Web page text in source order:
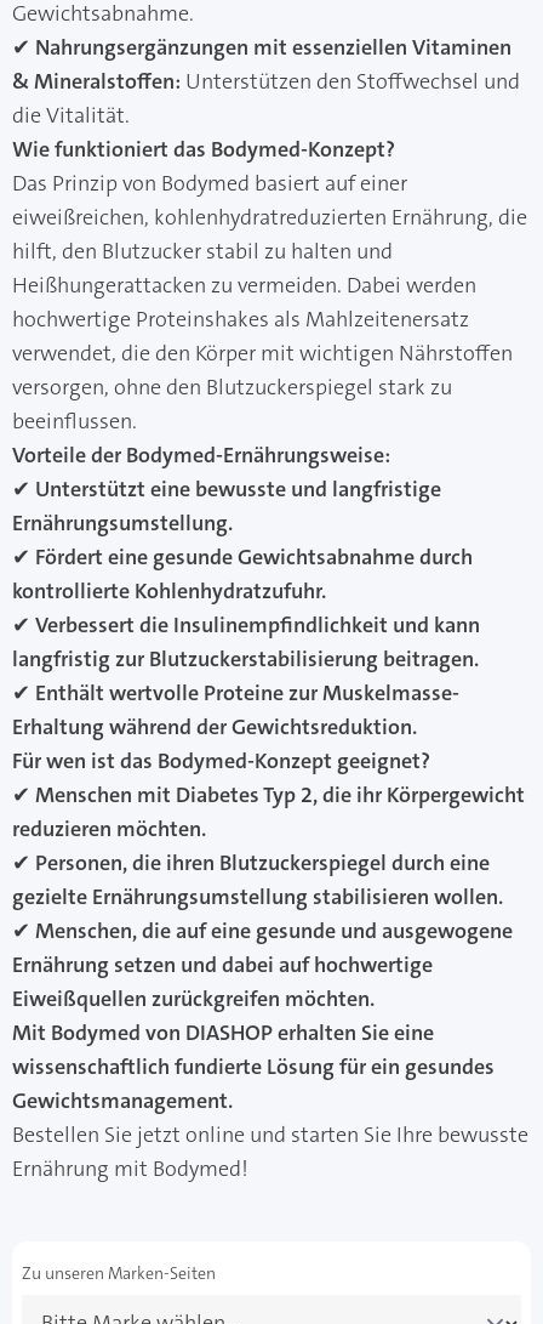
Gewichtsabnahme.
✔ Nahrungsergänzungen mit essenziellen Vitaminen
& Mineralstoffen: Unterstützen den Stoffwechsel und
die Vitalität.
Wie funktioniert das Bodymed-Konzept?
Das Prinzip von Bodymed basiert auf einer
eiweißreichen, kohlenhydratreduzierten Ernährung, die
hilft, den Blutzucker stabil zu halten und
Heißhungerattacken zu vermeiden. Dabei werden
hochwertige Proteinshakes als Mahlzeitenersatz
verwendet, die den Körper mit wichtigen Nährstoffen
versorgen, ohne den Blutzuckerspiegel stark zu
beeinflussen.
Vorteile der Bodymed-Ernährungsweise:
✔ Unterstützt eine bewusste und langfristige
Ernährungsumstellung.
✔ Fördert eine gesunde Gewichtsabnahme durch
kontrollierte Kohlenhydratzufuhr.
✔ Verbessert die Insulinempfindlichkeit und kann
langfristig zur Blutzuckerstabilisierung beitragen.
✔ Enthält wertvolle Proteine zur Muskelmasse-
Erhaltung während der Gewichtsreduktion.
Für wen ist das Bodymed-Konzept geeignet?
✔ Menschen mit Diabetes Typ 2, die ihr Körpergewicht
reduzieren möchten.
✔ Personen, die ihren Blutzuckerspiegel durch eine
gezielte Ernährungsumstellung stabilisieren wollen.
✔ Menschen, die auf eine gesunde und ausgewogene
Ernährung setzen und dabei auf hochwertige
Eiweißquellen zurückgreifen möchten.
Mit Bodymed von DIASHOP erhalten Sie eine
wissenschaftlich fundierte Lösung für ein gesundes
Gewichtsmanagement.
Bestellen Sie jetzt online und starten Sie Ihre bewusste
Ernährung mit Bodymed!
Zu unseren Marken-Seiten